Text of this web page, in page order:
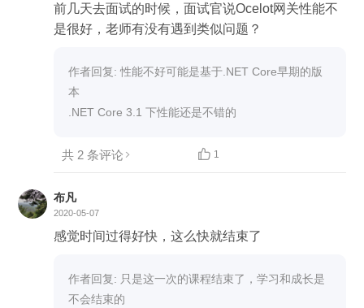
前几天去面试的时候，面试官说Ocelot网关性能不
是很好，老师有没有遇到类似问题？
作者回复: 性能不好可能是基于.NET Core早期的版
本
共 2 条评论  1
布凡
2020-05-07
感觉时间过得好快，这么快就结束了
作者回复: 只是这一次的课程结束了，学习和成长是
不会结束的